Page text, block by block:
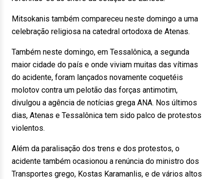
Mitsokanis também compareceu neste domingo a uma
celebração religiosa na catedral ortodoxa de Atenas.
Também neste domingo, em Tessalônica, a segunda
maior cidade do país e onde viviam muitas das vítimas
do acidente, foram lançados novamente coquetéis
molotov contra um pelotão das forças antimotim,
divulgou a agência de notícias grega ANA. Nos últimos
dias, Atenas e Tessalônica tem sido palco de protestos
violentos.
Além da paralisação dos trens e dos protestos, o
acidente também ocasionou a renúncia do ministro dos
Transportes grego, Kostas Karamanlis, e de vários altos